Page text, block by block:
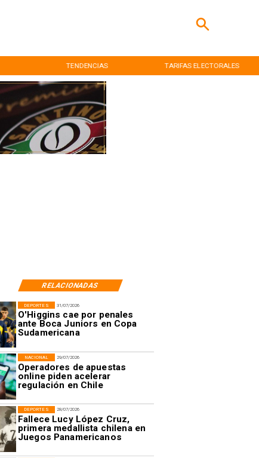
TENDENCIAS TARIFAS ELECTORALES
RELACIONADAS
31/07/2026
O'Higgins cae por penales
ante Boca Juniors en Copa
Sudamericana
DEPORTES
29/07/2026
Operadores de apuestas
online piden acelerar
regulación en Chile
NACIONAL
28/07/2026
Fallece Lucy López Cruz,
primera medallista chilena en
Juegos Panamericanos
DEPORTES